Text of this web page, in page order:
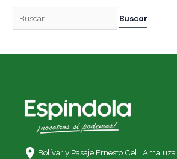
Bolívar y Pasaje Ernesto Celi, Amaluza